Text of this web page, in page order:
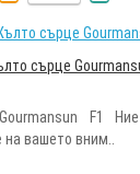
сърце
F1
на вашето вним..